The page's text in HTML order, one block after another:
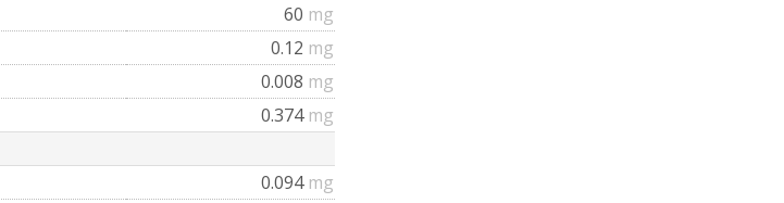
60 mg
0.12 mg
0.008 mg
0.374 mg
0.094 mg